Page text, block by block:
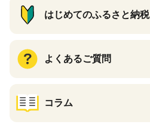
はじめてのふるさと納税
よくあるご質問
コラム